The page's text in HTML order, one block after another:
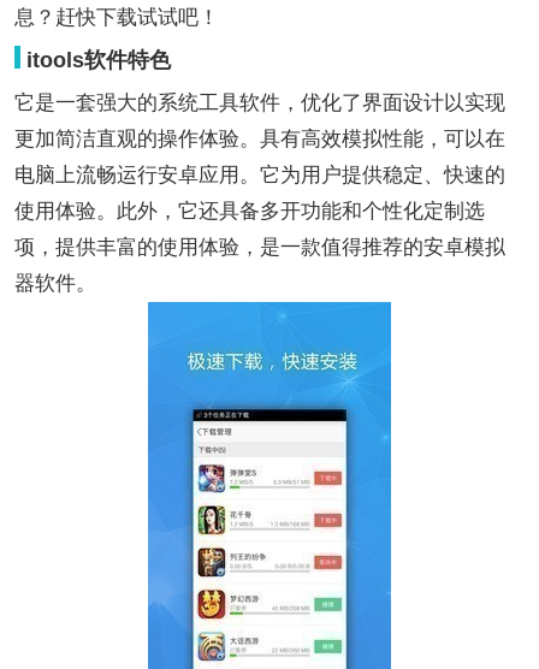
息？赶快下载试试吧！
itools软件特色
它是一套强大的系统工具软件，优化了界面设计以实现
更加简洁直观的操作体验。具有高效模拟性能，可以在
电脑上流畅运行安卓应用。它为用户提供稳定、快速的
使用体验。此外，它还具备多开功能和个性化定制选
项，提供丰富的使用体验，是一款值得推荐的安卓模拟
器软件。